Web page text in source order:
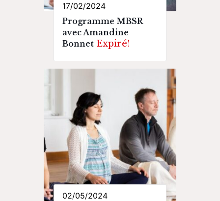
17/02/2024
Programme MBSR
avec Amandine
Bonnet Expiré!
02/05/2024